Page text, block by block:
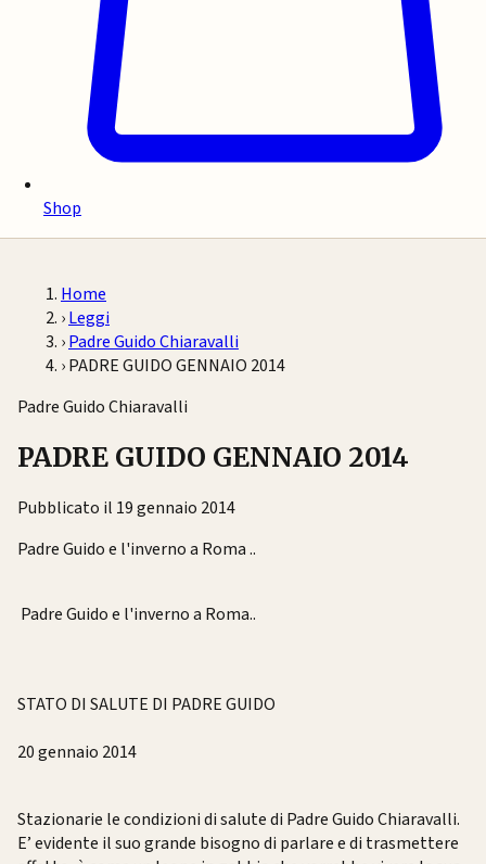
Shop
Home
›Leggi
›Padre Guido Chiaravalli
›PADRE GUIDO GENNAIO 2014
Padre Guido Chiaravalli
PADRE GUIDO GENNAIO 2014
Pubblicato il 19 gennaio 2014
Padre Guido e l'inverno a Roma ..
Padre Guido e l'inverno a Roma..
STATO DI SALUTE DI PADRE GUIDO
20 gennaio 2014
Stazionarie le condizioni di salute di Padre Guido Chiaravalli.
E’ evidente il suo grande bisogno di parlare e di trasmettere